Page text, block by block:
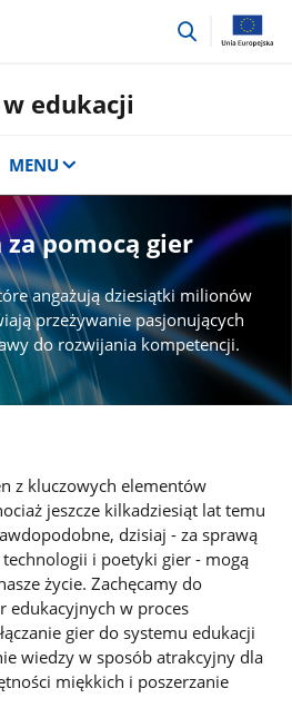
przejdź
edukacji
MENU
za pomocą gier
angażują dziesiątki milionów
przeżywanie pasjonujących
do rozwijania kompetencji.
z kluczowych elementów
jeszcze kilkadziesiąt lat temu
dzisiaj - za sprawą
i poetyki gier - mogą
życie. Zachęcamy do
edukacyjnych w proces
gier do systemu edukacji
wiedzy w sposób atrakcyjny dla
miękkich i poszerzanie